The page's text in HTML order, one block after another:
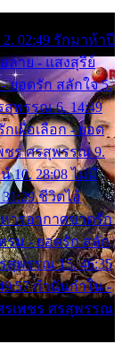
02:49 รักมาห้าปี
ลาย - แสงสุรีย์
ยอดรัก สลักใจ 5.
พรรณ 6. 14:49
กเผื่อเลือก - ยอด
ชร ศรสุพรรณ 9.
10. 28:08 ไม่มี
ชีวิตไอ้
ารอากาศขาดรัก
รม - ยอดรัก สลัก
สุพรรณ 15. 46:35
กำนันกำใน -
รเพชร ศรสุพรรณ